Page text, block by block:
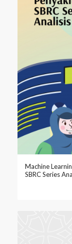
Machine
SBRC Series